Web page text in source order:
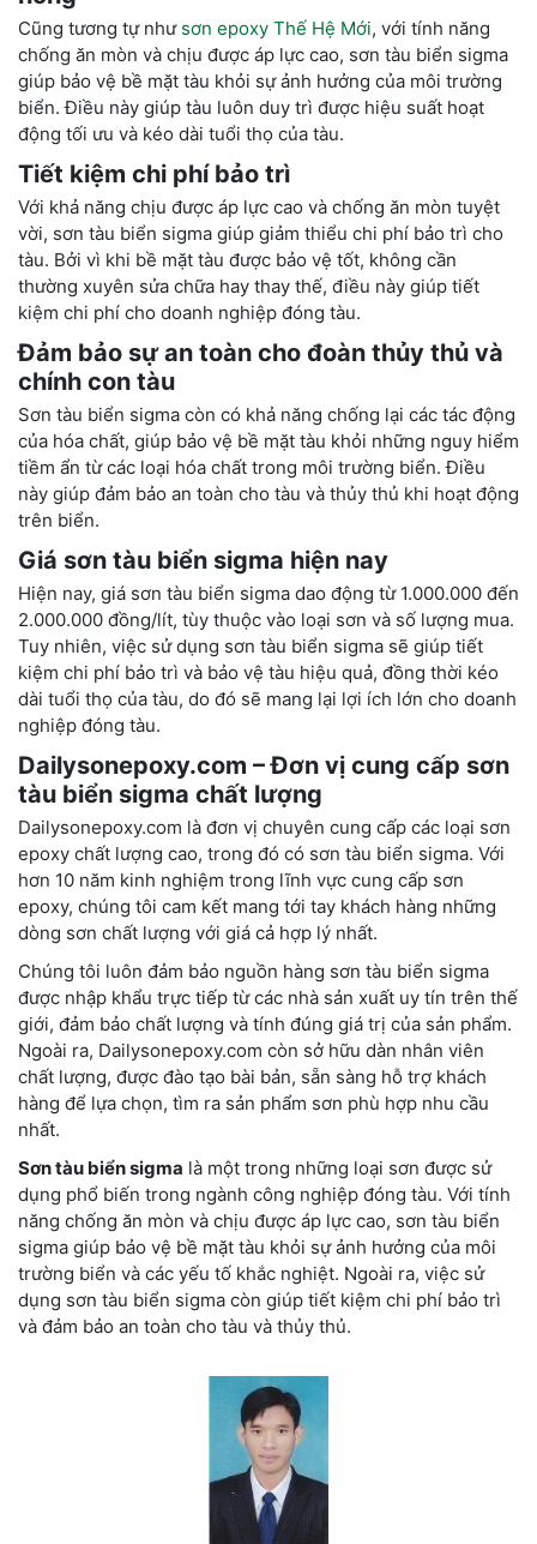
Cũng tương tự như sơn epoxy Thế Hệ Mới, với tính năng
chống ăn mòn và chịu được áp lực cao, sơn tàu biển sigma
giúp bảo vệ bề mặt tàu khỏi sự ảnh hưởng của môi trường
biển. Điều này giúp tàu luôn duy trì được hiệu suất hoạt
động tối ưu và kéo dài tuổi thọ của tàu.
Tiết kiệm chi phí bảo trì
Với khả năng chịu được áp lực cao và chống ăn mòn tuyệt
vời, sơn tàu biển sigma giúp giảm thiểu chi phí bảo trì cho
tàu. Bởi vì khi bề mặt tàu được bảo vệ tốt, không cần
thường xuyên sửa chữa hay thay thế, điều này giúp tiết
kiệm chi phí cho doanh nghiệp đóng tàu.
Đảm bảo sự an toàn cho đoàn thủy thủ và
chính con tàu
Sơn tàu biển sigma còn có khả năng chống lại các tác động
của hóa chất, giúp bảo vệ bề mặt tàu khỏi những nguy hiểm
tiềm ẩn từ các loại hóa chất trong môi trường biển. Điều
này giúp đảm bảo an toàn cho tàu và thủy thủ khi hoạt động
trên biển.
Giá sơn tàu biển sigma hiện nay
Hiện nay, giá sơn tàu biển sigma dao động từ 1.000.000 đến
2.000.000 đồng/lít, tùy thuộc vào loại sơn và số lượng mua.
Tuy nhiên, việc sử dụng sơn tàu biển sigma sẽ giúp tiết
kiệm chi phí bảo trì và bảo vệ tàu hiệu quả, đồng thời kéo
dài tuổi thọ của tàu, do đó sẽ mang lại lợi ích lớn cho doanh
nghiệp đóng tàu.
Dailysonepoxy.com – Đơn vị cung cấp sơn
tàu biển sigma chất lượng
Dailysonepoxy.com là đơn vị chuyên cung cấp các loại sơn
epoxy chất lượng cao, trong đó có sơn tàu biển sigma. Với
hơn 10 năm kinh nghiệm trong lĩnh vực cung cấp sơn
epoxy, chúng tôi cam kết mang tới tay khách hàng những
dòng sơn chất lượng với giá cả hợp lý nhất.
Chúng tôi luôn đảm bảo nguồn hàng sơn tàu biển sigma
được nhập khẩu trực tiếp từ các nhà sản xuất uy tín trên thế
giới, đảm bảo chất lượng và tính đúng giá trị của sản phẩm.
Ngoài ra, Dailysonepoxy.com còn sở hữu dàn nhân viên
chất lượng, được đào tạo bài bản, sẵn sàng hỗ trợ khách
hàng để lựa chọn, tìm ra sản phẩm sơn phù hợp nhu cầu
nhất.
Sơn tàu biển sigma là một trong những loại sơn được sử
dụng phổ biến trong ngành công nghiệp đóng tàu. Với tính
năng chống ăn mòn và chịu được áp lực cao, sơn tàu biển
sigma giúp bảo vệ bề mặt tàu khỏi sự ảnh hưởng của môi
trường biển và các yếu tố khắc nghiệt. Ngoài ra, việc sử
dụng sơn tàu biển sigma còn giúp tiết kiệm chi phí bảo trì
và đảm bảo an toàn cho tàu và thủy thủ.